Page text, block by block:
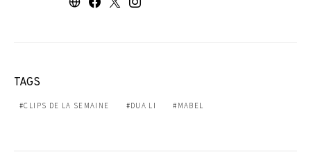
TAGS
CLIPS DE LA SEMAINE DUA LI MABEL